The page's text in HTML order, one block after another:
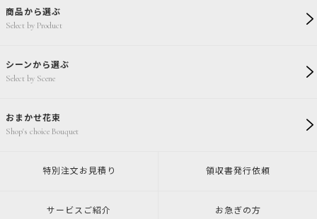
商品から選ぶ
Select by Product
シーンから選ぶ
Select by Scene
おまかせ花束
Shop's choice Bouquet
特別注文 お見積り 領収書発行依頼
サービスご紹介 お急ぎの方